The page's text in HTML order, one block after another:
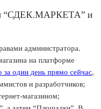
“СДЕК.МАРКЕТА” и
администратора.
на платформе
за один день прямо сейчас,
и разработчиков;
магазином;